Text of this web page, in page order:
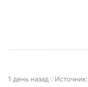
1 день назад Источник: